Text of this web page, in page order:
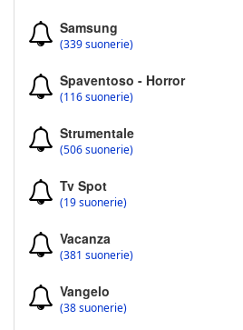
Samsung
(339 suonerie)
Spaventoso - Horror
(116 suonerie)
Strumentale
(506 suonerie)
Tv Spot
(19 suonerie)
Vacanza
(381 suonerie)
Vangelo
(38 suonerie)